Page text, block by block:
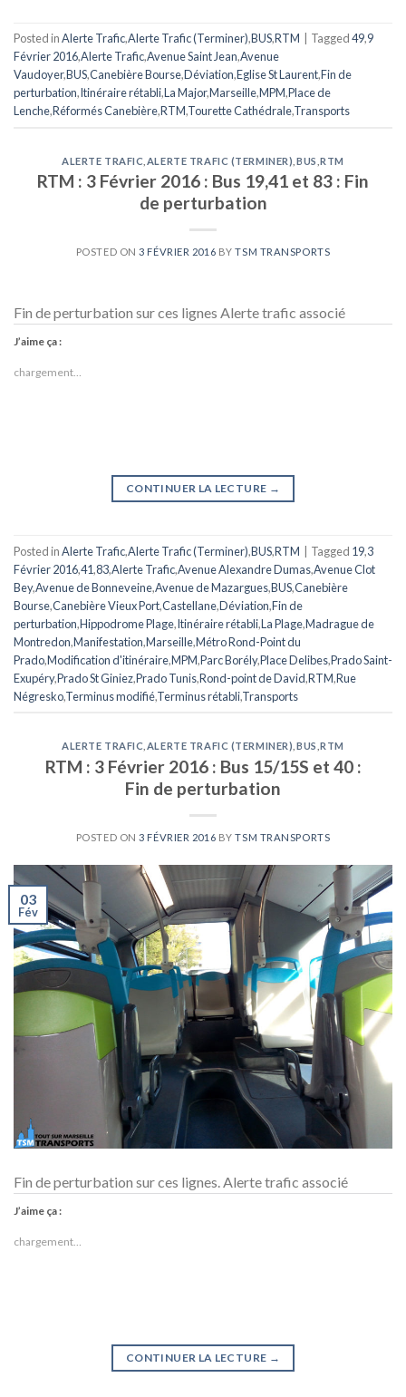
Posted inAlerte Trafic,Alerte Trafic (Terminer),BUS,RTM Tagged49,9
Février 2016,Alerte Trafic,Avenue Saint Jean,Avenue
Vaudoyer,BUS,Canebière Bourse,Déviation,Eglise St Laurent,Fin de
perturbation,Itinéraire rétabli,La Major,Marseille,MPM,Place de
Lenche,Réformés Canebière,RTM,Tourette Cathédrale,Transports
ALERTE TRAFIC ALERTE TRAFIC (TERMINER) BUS ,RTM
RTM : 3 Février 2016 : Bus 19,41 et 83 : Fin
de perturbation
POSTED ON3 FÉVRIER 2016 BYTSM TRANSPORTS
Fin de perturbation sur ces lignes Alerte trafic associé
J’aime ça :
chargement…
CONTINUER LA LECTURE →
Posted inAlerte Trafic,Alerte Trafic (Terminer),BUS,RTM Tagged 19,3
Février 2016,41,83,Alerte Trafic,Avenue Alexandre Dumas,Avenue Clot
Bey,Avenue de Bonneveine,Avenue de Mazargues,BUS,Canebière
Bourse,Canebière Vieux Port,Castellane,Déviation,Fin de
perturbation,Hippodrome Plage,Itinéraire rétabli,La Plage,Madrague de
Montredon,Manifestation,Marseille,Métro Rond-Point du
Prado,Modification d'itinéraire,MPM,Parc Borély,Place Delibes,Prado Saint-
Exupéry,Prado St Giniez,Prado Tunis,Rond-point de David,RTM,Rue
Négresko,Terminus modifié,Terminus rétabli,Transports
ALERTE TRAFIC ALERTE TRAFIC (TERMINER) BUS ,RTM
RTM : 3 Février 2016 : Bus 15/15S et 40 :
Fin de perturbation
POSTED ON3 FÉVRIER 2016 BYTSM TRANSPORTS
03
Fév
Fin de perturbation sur ces lignes. Alerte trafic associé
J’aime ça :
chargement…
CONTINUER LA LECTURE →